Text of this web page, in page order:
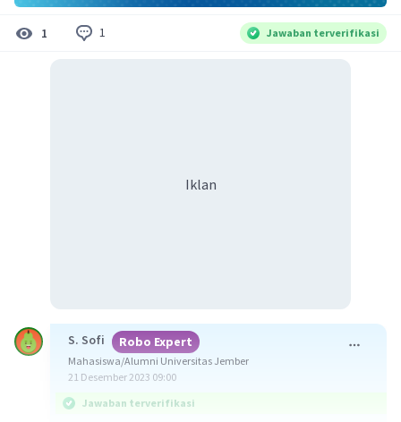
1 1 Jawaban terverifikasi
Iklan
S. Sofi Robo Expert
Mahasiswa/Alumni Universitas Jember
21 Desember 2023 09:00
Jawaban terverifikasi